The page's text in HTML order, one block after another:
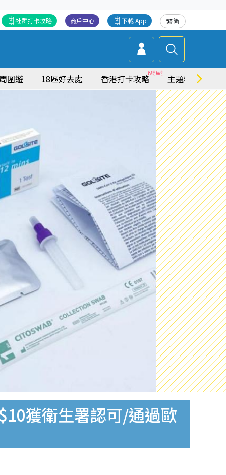
繁简
下載 App
商戶中心
社群打卡攻略
圍遊 18區好去處 香港打卡攻略 主題特集
獲衛生署認可/通過歐